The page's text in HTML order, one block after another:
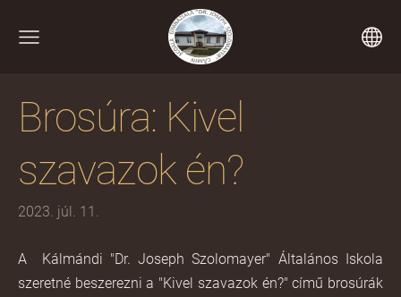
Brosúra: Kivel
szavazok én?
2023. júl. 11.
A Kálmándi "Dr. Joseph Szolomayer" Általános Iskola
szeretné beszerezni a "Kivel szavazok én?" című brosúrák